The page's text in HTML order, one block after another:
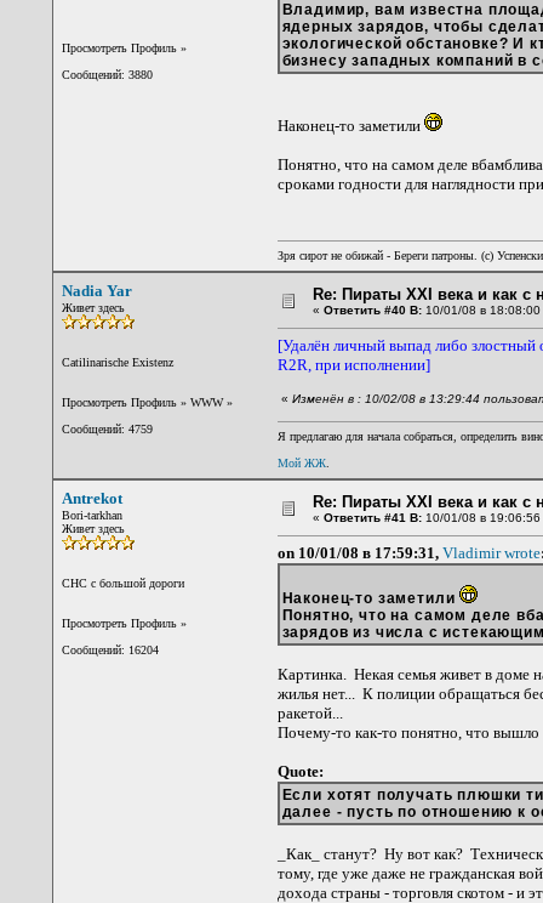
Просмотреть Профиль»
Сообщений: 3880
Владимир, вам известна
ядерных зарядов, чтобы
экологической обстановке? И
бизнесу западных компаний в
Наконец-то заметили
Понятно, что на самом деле
сроками годности для наглядности
Зря сирот не обижай - Береги патроны. (c)
Nadia Yar
Живет здесь
Catilinarische Existenz
Просмотреть Профиль» WWW»
Сообщений: 4759
Re: Пираты XXI века и как с
« Ответить #40 В:10/01/08 в 18:08:00
[Удалён личный выпад либо злостный
R2R, при исполнении]
« Изменён в : 10/02/08 в 13:29:44
Я предлагаю для начала собраться, определить
Мой ЖЖ.
Antrekot
Bori-tarkhan
Живет здесь
CНС с большой дороги
Просмотреть Профиль»
Сообщений: 16204
Re: Пираты XXI века и как с
« Ответить #41 В:10/01/08 в 19:06:56
on 10/01/08 в 17:59:31, Vladimir wrote
Наконец-то заметили
Понятно, что на самом деле
зарядов из числа с
Картинка. Некая семья живет в доме
жилья нет... К полиции обращаться
ракетой...
Почему-то как-то понятно, что вышло
Quote:
Если хотят получать плюшки
далее - пусть по отношению к
_Как_ станут? Ну вот как?
тому, где уже даже не гражданская
дохода страны - торговля скотом - и